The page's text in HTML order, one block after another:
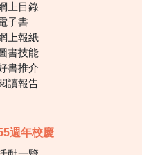
上目錄
子書
上報紙
書技能
書推介
讀報告
週年校慶